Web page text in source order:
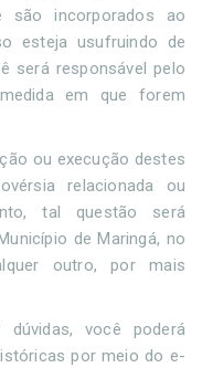
são incorporados ao
esteja usufruindo de
será responsável pelo
em que forem
ou execução destes
relacionada ou
tal questão será
de Maringá, no
outro, por mais
dúvidas, você poderá
por meio do e-